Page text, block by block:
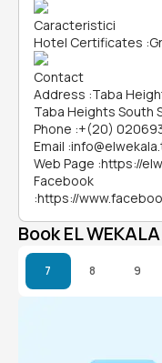
Caracteristici
Hotel Certificates :
Contact
Address :Taba
Taba Heights South
Phone :+(20)
Email :
Web Page :https://
Facebook
:https://
Book EL
7 8 9